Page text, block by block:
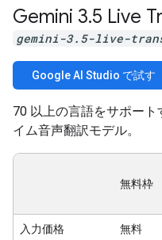
Gemini 3.5 Live
gemini-3.5-live-
Google AI Studio で試す
70 以上の言語をサポー
イム音声翻訳モデル。
無料枠
入力価格 無料